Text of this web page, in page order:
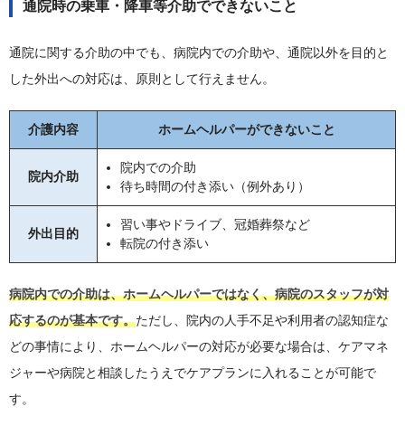
通院時の乗車・降車等介助でできないこと
通院に関する介助の中でも、病院内での介助や、通院以外を目的と
した外出への対応は、原則として行えません。
介護内容 ホームヘルパーができないこと
院内介助
院内での介助
待ち時間の付き添い（例外あり）
外出目的
習い事やドライブ、冠婚葬祭など
転院の付き添い
病院内での介助は、ホームヘルパーではなく、病院のスタッフが対
応するのが基本です。ただし、院内の人手不足や利用者の認知症な
どの事情により、ホームヘルパーの対応が必要な場合は、ケアマネ
ジャーや病院と相談したうえでケアプランに入れることが可能で
す。